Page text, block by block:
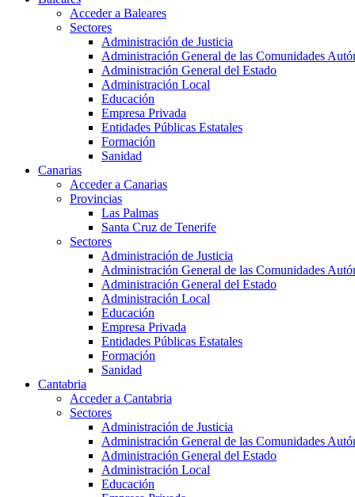
Acceder a Baleares
Sectores
Administración de Justicia
Administración General de las Comunidades
Administración General del Estado
Administración Local
Educación
Empresa Privada
Entidades Públicas Estatales
Formación
Sanidad
Canarias
Acceder a Canarias
Provincias
Las Palmas
Santa Cruz de Tenerife
Sectores
Administración de Justicia
Administración General de las Comunidades
Administración General del Estado
Administración Local
Educación
Empresa Privada
Entidades Públicas Estatales
Formación
Sanidad
Cantabria
Acceder a Cantabria
Sectores
Administración de Justicia
Administración General de las Comunidades
Administración General del Estado
Administración Local
Educación